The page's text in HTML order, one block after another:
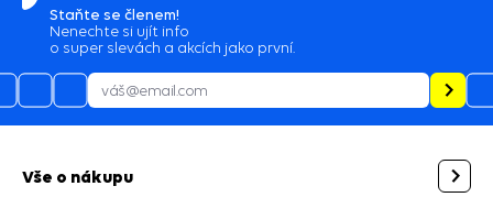
2129hodnocení
03.08.2026
Jsem mnoho naprosto spokojen a budu vás